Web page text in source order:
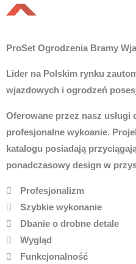
ProSet Ogrodzenia Bramy
Lider na Polskim rynku
wjazdowych i ogrodzeń
Oferowane przez nasz
profesjonalne wykoanie.
katalogu posiadają
ponadczasowy design w
Profesjonalizm
Szybkie wykonanie
Dbanie o drobne detale
Wygląd
Funkcjonalność